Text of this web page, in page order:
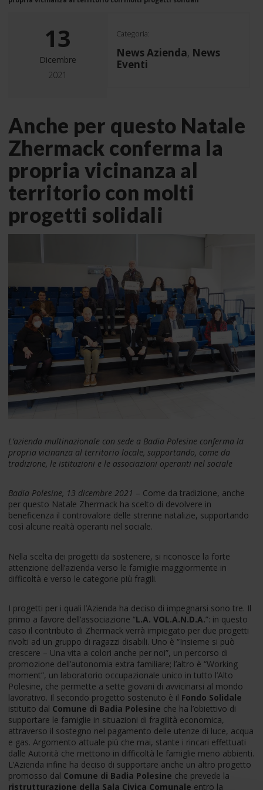
13
Dicembre
2021
Categoria:
News Azienda, News
Eventi
Anche per questo Natale
Zhermack conferma la
propria vicinanza al
territorio con molti
progetti solidali
L’azienda multinazionale con sede a Badia Polesine conferma la
propria vicinanza al territorio locale, supportando, come da
tradizione, le istituzioni e le associazioni operanti nel sociale
Badia Polesine, 13 dicembre 2021 – Come da tradizione, anche
per questo Natale Zhermack ha scelto di devolvere in
beneficenza il controvalore delle strenne natalizie, supportando
così alcune realtà operanti nel sociale.
Nella scelta dei progetti da sostenere, si riconosce la forte
attenzione dell’azienda verso le famiglie maggiormente in
difficoltà e verso le categorie più fragili.
I progetti per i quali l’Azienda ha deciso di impegnarsi sono tre. Il
primo a favore dell’associazione “L.A. VOL.A.N.D.A.”: in questo
caso il contributo di Zhermack verrà impiegato per due progetti
rivolti ad un gruppo di ragazzi disabili. Uno è “Insieme si può
crescere – Una vita a colori anche per noi”, un percorso di
promozione dell’autonomia extra familiare; l’altro è “Working
moment”, un laboratorio occupazionale unico in tutto l’Alto
Polesine, che permette a sette giovani di avvicinarsi al mondo
lavorativo. Il secondo progetto sostenuto è il Fondo Solidale
istituito dal Comune di Badia Polesine che ha l’obiettivo di
supportare le famiglie in situazioni di fragilità economica,
attraverso il sostegno nel pagamento delle utenze di luce, acqua
e gas. Argomento attuale più che mai, stante i rincari effettuati
dalle Autorità che mettono in difficoltà le famiglie meno abbienti.
L’Azienda infine ha deciso di supportare anche un altro progetto
promosso dal Comune di Badia Polesine che prevede la
ristrutturazione della Sala Civica Comunale entro la